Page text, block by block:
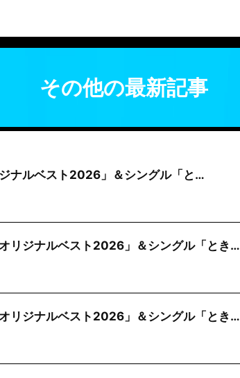
その他の最新記事
ナルベスト2026」＆シングル「と…
リジナルベスト2026」＆シングル「とき…
リジナルベスト2026」＆シングル「とき…